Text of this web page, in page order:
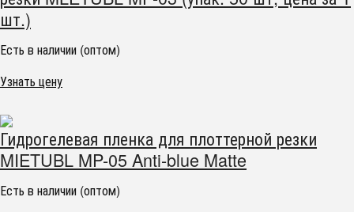
шт.)
Есть в наличии (оптом)
Узнать цену
Гидрогелевая пленка для плоттерной резки
MIETUBL MP-05 Anti-blue Matte
Есть в наличии (оптом)